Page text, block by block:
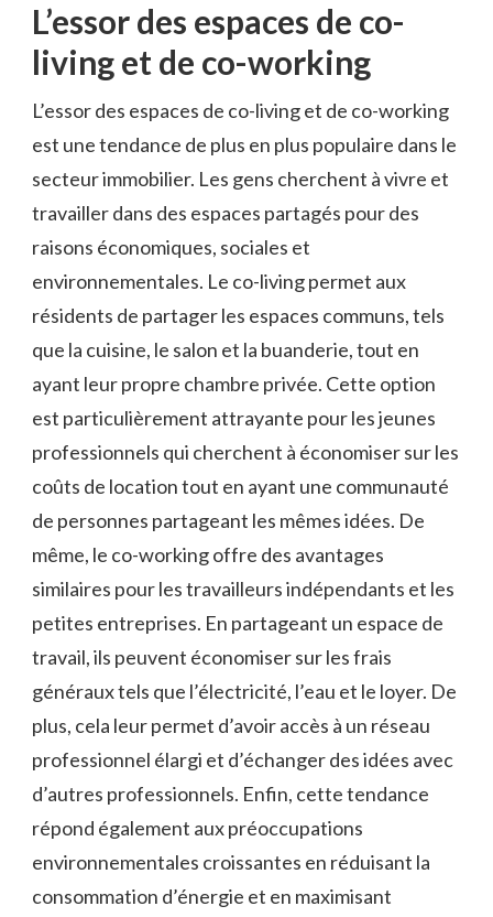
L’essor des espaces de co-
living et de co-working
L’essor des espaces de co-living et de co-working
est une tendance de plus en plus populaire dans le
secteur immobilier. Les gens cherchent à vivre et
travailler dans des espaces partagés pour des
raisons économiques, sociales et
environnementales. Le co-living permet aux
résidents de partager les espaces communs, tels
que la cuisine, le salon et la buanderie, tout en
ayant leur propre chambre privée. Cette option
est particulièrement attrayante pour les jeunes
professionnels qui cherchent à économiser sur les
coûts de location tout en ayant une communauté
de personnes partageant les mêmes idées. De
même, le co-working offre des avantages
similaires pour les travailleurs indépendants et les
petites entreprises. En partageant un espace de
travail, ils peuvent économiser sur les frais
généraux tels que l’électricité, l’eau et le loyer. De
plus, cela leur permet d’avoir accès à un réseau
professionnel élargi et d’échanger des idées avec
d’autres professionnels. Enfin, cette tendance
répond également aux préoccupations
environnementales croissantes en réduisant la
consommation d’énergie et en maximisant